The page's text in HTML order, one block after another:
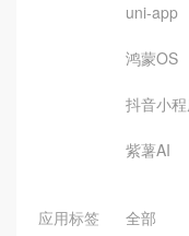
uni-app
鸿蒙OS
抖音小
紫薯AI
应用标签 全部